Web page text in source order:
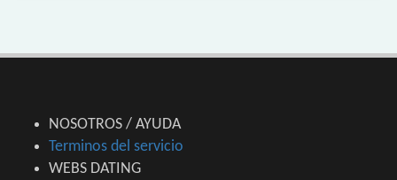
NOSOTROS / AYUDA
Terminos del servicio
WEBS DATING